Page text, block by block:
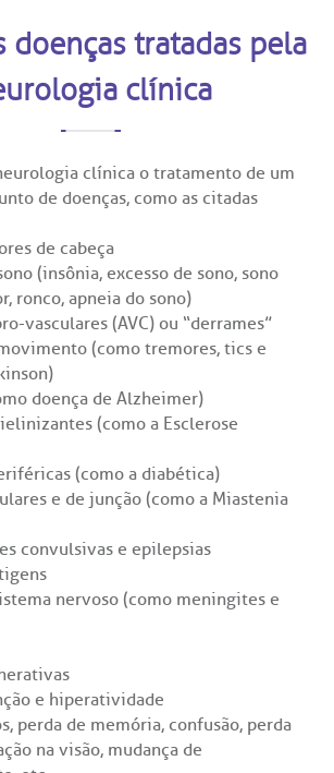
para você, cliente da BP, tirar suas
ou fazer elogios relacionados
nossos serviços.
a 6ª feira das 7h às 18h
Saiba mais
769
Vista
Mirante
Saiba mais
965
Vista
BP
Autoimunes
prontuário médico
particular
de atestado
Neurologia e
Ortopedia
doenças tratadas pela
clínica
clínica o tratamento de um
de doenças, como as citadas
de cabeça
(insônia, excesso de sono, sono
ronco, apneia do sono)
vasculares (AVC) ou “derrames”
(como tremores, tics e
doença de Alzheimer)
(como a Esclerose
(como a diabética)
e de junção (como a Miastenia
convulsivas e epilepsias
nervoso (como meningites e
e hiperatividade
perda de memória, confusão, perda
na visão, mudança de